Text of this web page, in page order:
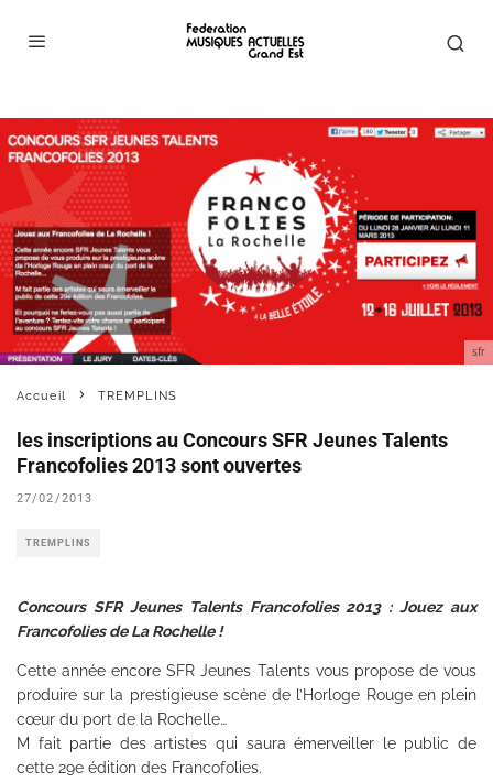
sfr
Accueil TREMPLINS
les inscriptions au Concours SFR Jeunes Talents
Francofolies 2013 sont ouvertes
27/02/2013
TREMPLINS
Concours SFR Jeunes Talents Francofolies 2013 : Jouez aux
Francofolies de La Rochelle !
Cette année encore SFR Jeunes Talents vous propose de vous
produire sur la prestigieuse scène de l’Horloge Rouge en plein
cœur du port de la Rochelle…
M fait partie des artistes qui saura émerveiller le public de
cette 29e édition des Francofolies.